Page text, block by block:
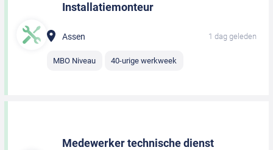
Installatiemonteur
Assen 1 dag geleden
MBO Niveau 40-urige werkweek
Medewerker technische dienst